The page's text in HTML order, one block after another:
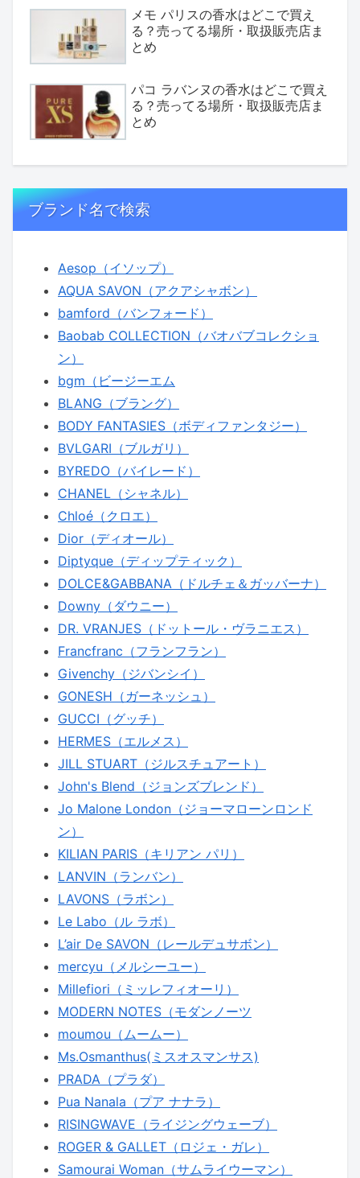
メモ パリスの香水はどこで買え
る？売ってる場所・取扱販売店ま
とめ
パコ ラバンヌの香水はどこで買え
る？売ってる場所・取扱販売店ま
とめ
ブランド名で検索
Aesop（イソップ）
AQUA SAVON（アクアシャボン）
bamford（バンフォード）
Baobab COLLECTION（バオバブコレクショ
ン）
bgm（ビージーエム
BLANG（ブラング）
BODY FANTASIES（ボディファンタジー）
BVLGARI（ブルガリ）
BYREDO（バイレード）
CHANEL（シャネル）
Chloé（クロエ）
Dior（ディオール）
Diptyque（ディップティック）
DOLCE&GABBANA（ドルチェ＆ガッバーナ）
Downy（ダウニー）
DR. VRANJES（ドットール・ヴラニエス）
Francfranc（フランフラン）
Givenchy（ジバンシイ）
GONESH（ガーネッシュ）
GUCCI（グッチ）
HERMES（エルメス）
JILL STUART（ジルスチュアート）
John's Blend（ジョンズブレンド）
Jo Malone London（ジョーマローンロンド
ン）
KILIAN PARIS（キリアン パリ）
LANVIN（ランバン）
LAVONS（ラボン）
Le Labo（ル ラボ）
L’air De SAVON（レールデュサボン）
mercyu（メルシーユー）
Millefiori（ミッレフィオーリ）
MODERN NOTES（モダンノーツ
moumou（ムームー）
Ms.Osmanthus(ミスオスマンサス)
PRADA（プラダ）
Pua Nanala（プア ナナラ）
RISINGWAVE（ライジングウェーブ）
ROGER & GALLET（ロジェ・ガレ）
Samourai Woman（サムライウーマン）